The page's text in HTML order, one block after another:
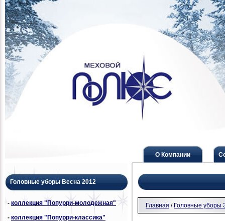
О Компании
Головные уборы Весна 2012
- коллекция "Попурри-молодежная"
- коллекция "Попурри-классика"
Главная / Головные уборы